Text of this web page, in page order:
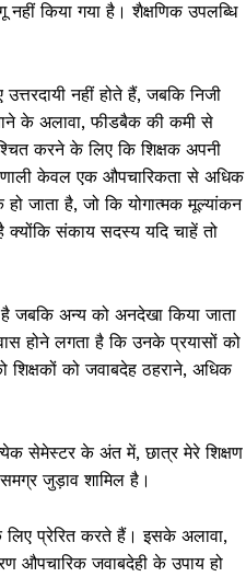
नहीं किया गया है। शैक्षणिक उपलब्धि
नहीं होते हैं, जबकि निजी
के अलावा, फीडबैक की कमी से
करने के लिए कि शिक्षक अपनी
केवल एक औपचारिकता से अधिक
जाता है, जो कि योगात्मक मूल्यांकन
है क्योंकि संकाय सदस्य यदि चाहें तो
है जबकि अन्य को अनदेखा किया जाता
होने लगता है कि उनके प्रयासों को
शिक्षकों को जवाबदेह ठहराने, अधिक
सेमेस्टर के अंत में, छात्र मेरे शिक्षण
जुड़ाव शामिल है।
लिए प्रेरित करते हैं। इसके अलावा,
औपचारिक जवाबदेही के उपाय हो